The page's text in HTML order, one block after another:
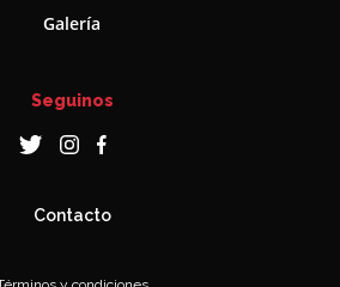
Galería
Seguinos
Contacto